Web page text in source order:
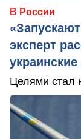
В России
эксперт
Целями стал